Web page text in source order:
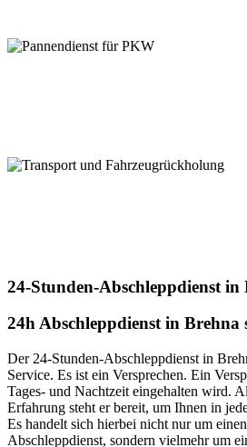
24-Stunden-Abschleppdienst in
24h Abschleppdienst in Brehna
Der 24-Stunden-Abschleppdienst in
Service. Es ist ein Versprechen. Ein
Tages- und Nachtzeit eingehalten wird.
Erfahrung steht er bereit, um Ihnen in
Es handelt sich hierbei nicht nur um
Abschleppdienst, sondern vielmehr um